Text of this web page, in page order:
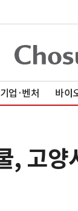
업·벤처 바이
, 고